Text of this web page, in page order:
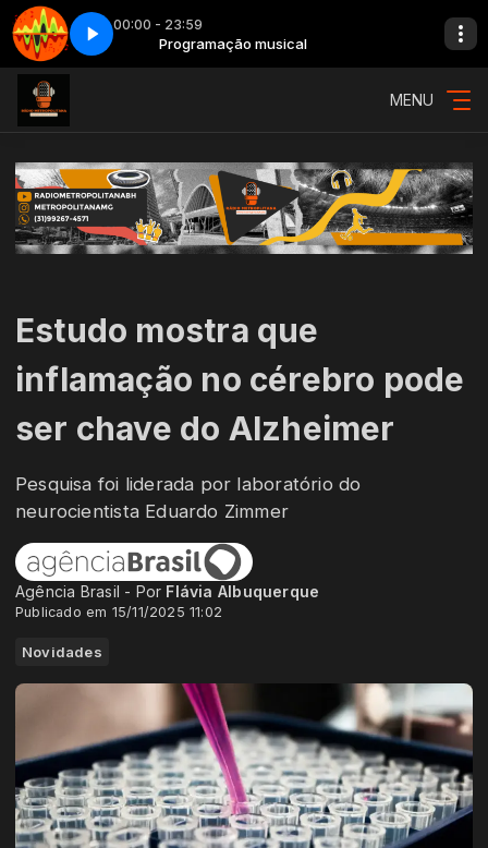
00:00 - 23:59
Programação musical
- Parte 2 Adrenalina - Show da manhã - Parte 2
MENU
Estudo mostra que
inflamação no cérebro pode
ser chave do Alzheimer
Pesquisa foi liderada por laboratório do
neurocientista Eduardo Zimmer
Agência Brasil - Por Flávia Albuquerque
Publicado em 15/11/2025 11:02
Novidades